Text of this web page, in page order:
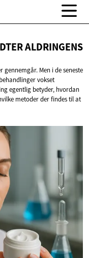
ALDRINGENS
Men i de seneste
vokset
egentlig betyder, hvordan
metoder der findes til at